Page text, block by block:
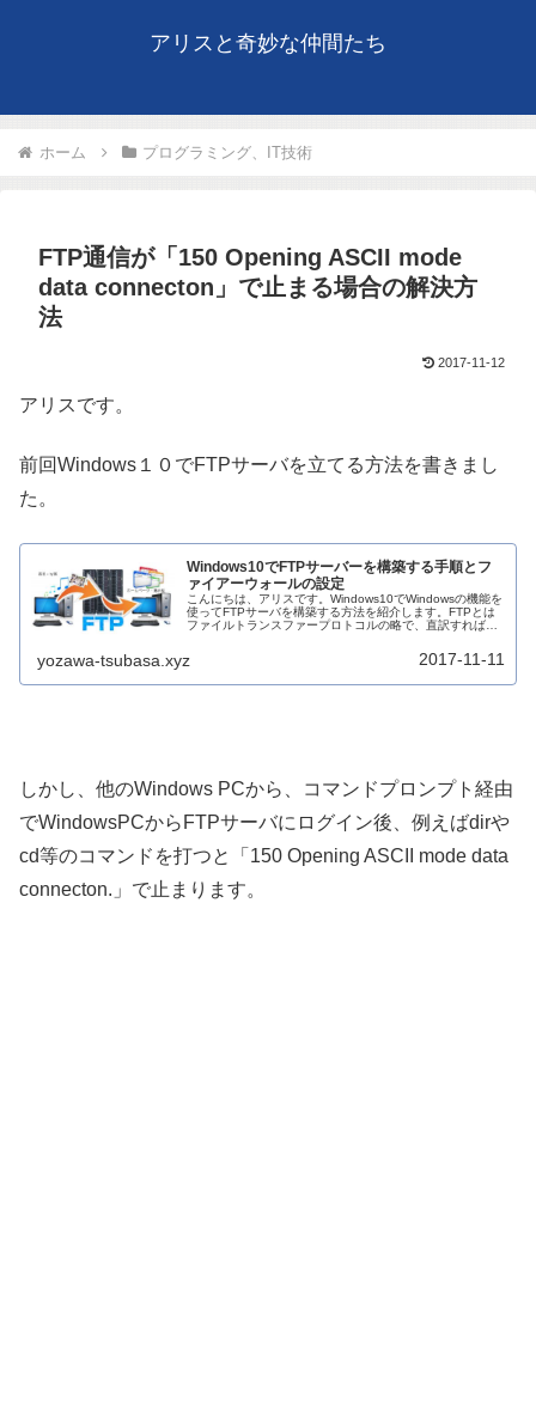
アリスと奇妙な仲間たち
ホーム プログラミング、IT技術
FTP通信が「150 Opening ASCII mode
data connecton」で止まる場合の解決方
法
2017-11-12
アリスです。
前回Windows１０でFTPサーバを立てる方法を書きまし
た。
Windows10でFTPサーバーを構築する手順とフ
ァイアーウォールの設定
こんにちは、アリスです。Windows10でWindowsの機能を
使ってFTPサーバを構築する方法を紹介します。FTPとは
ファイルトランスファープロトコルの略で、直訳すればフ
yozawa-tsubasa.xyz 2017-11-11
しかし、他のWindows PCから、コマンドプロンプト経由
でWindowsPCからFTPサーバにログイン後、例えばdirや
cd等のコマンドを打つと「150 Opening ASCII mode data
connecton.」で止まります。